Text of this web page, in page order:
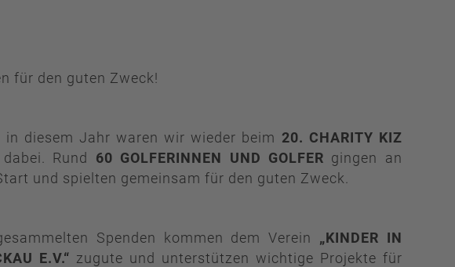
für den guten Zweck!
in diesem Jahr waren wir wieder beim 20. CHARITY KIZ
dabei. Rund 60 GOLFERINNEN UND GOLFER gingen an
und spielten gemeinsam für den guten Zweck.
Spenden kommen dem Verein „KINDER IN
E.V.“ zugute und unterstützen wichtige Projekte für